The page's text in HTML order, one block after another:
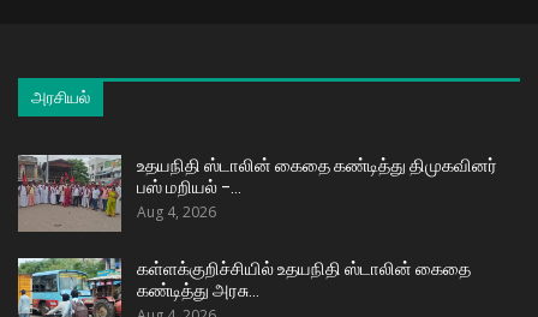
அரசியல்
உதயநிதி ஸ்டாலின் கைதை கண்டித்து திமுகவினர்
பஸ் மறியல் –…
Aug 4, 2026
கள்ளக்குறிச்சியில் உதயநிதி ஸ்டாலின் கைதை
கண்டித்து அரசு…